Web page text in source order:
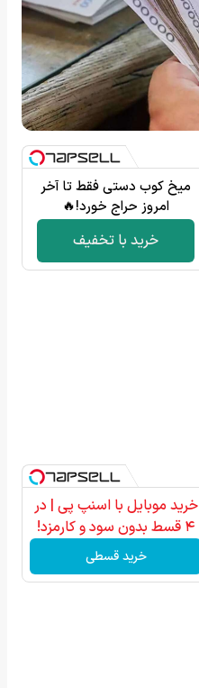
میخ کوب دستی فقط تا آخر
امروز حراج خورد!🔥
خرید با تخفیف
خرید موبایل با اسنپ پی | در
۴ قسط بدون سود و کارمزد!
خرید قسطی